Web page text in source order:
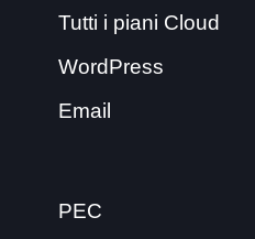
Tutti i piani Cloud
WordPress
Email
PEC